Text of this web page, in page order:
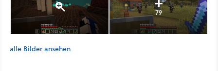
79
alle Bilder ansehen